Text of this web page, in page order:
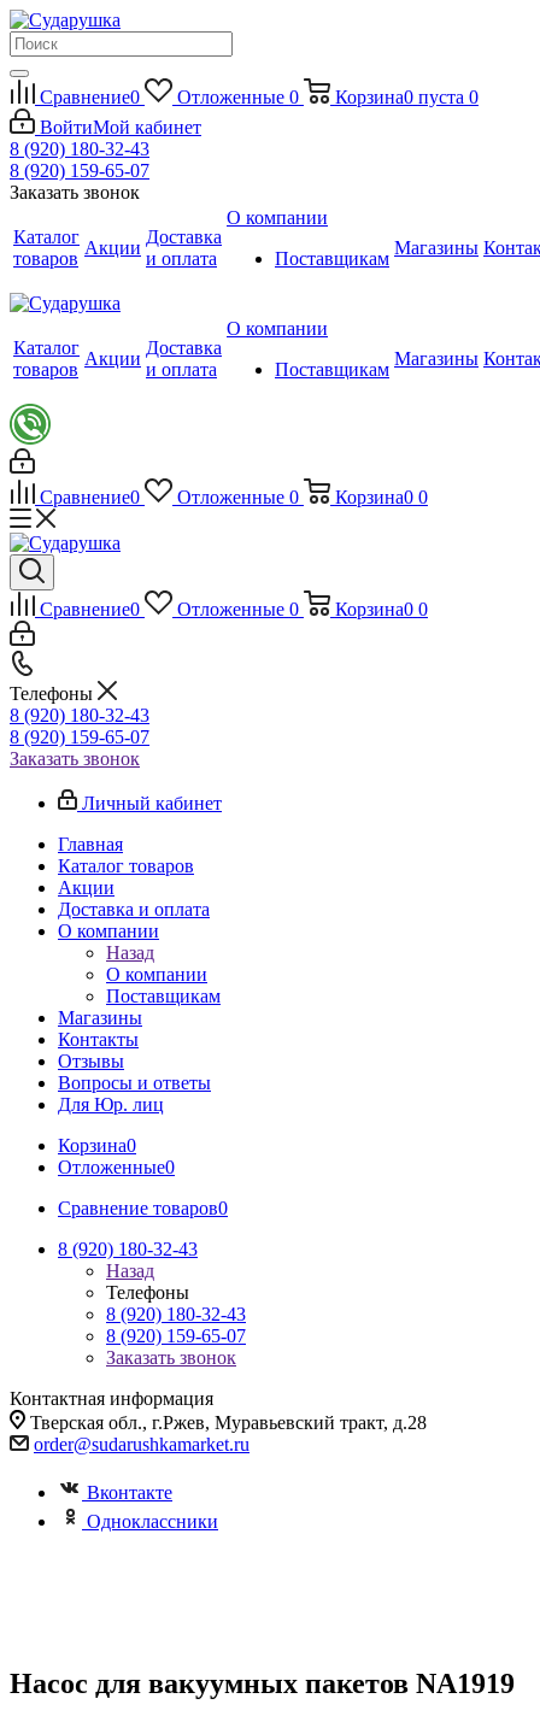
Сравнение0 Отложенные 0 Корзина0 пуста 0
ВойтиМой кабинет
8 (920) 180-32-43
8 (920) 159-65-07
Заказать звонок
Каталог
товаров
Акции
Доставка
и оплата
О компании
Поставщикам
Магазины
Каталог
товаров
Акции
Доставка
и оплата
О компании
Поставщикам
Магазины
Сравнение0 Отложенные 0 Корзина0 0
Сравнение0 Отложенные 0 Корзина0 0
Телефоны
8 (920) 180-32-43
8 (920) 159-65-07
Заказать звонок
Личный кабинет
Главная
Каталог товаров
Акции
Доставка и оплата
О компании
Назад
О компании
Поставщикам
Магазины
Контакты
Отзывы
Вопросы и ответы
Для Юр. лиц
Корзина0
Отложенные0
Сравнение товаров0
8 (920) 180-32-43
Назад
Телефоны
8 (920) 180-32-43
8 (920) 159-65-07
Заказать звонок
Контактная информация
Тверская обл., г.Ржев, Муравьевский тракт, д.28
order@sudarushkamarket.ru
Вконтакте
Одноклассники
Насос для вакуумных пакетов NA1919